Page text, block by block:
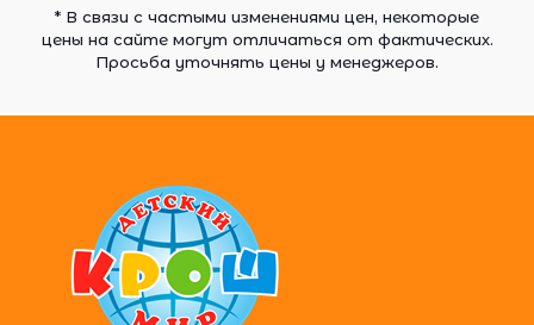
* В связи с частыми изменениями цен, некоторые
цены на сайте могут отличаться от фактических.
Просьба уточнять цены у менеджеров.